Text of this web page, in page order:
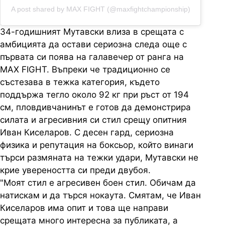
A post shared by MAX FIGHT (@maxfightchampionship)
34-годишният Мутавски влиза в срещата с
амбицията да остави сериозна следа още с
първата си поява на галавечер от ранга на
MAX FIGHT. Въпреки че традиционно се
състезава в тежка категория, където
поддържа тегло около 92 кг при ръст от 194
см, пловдивчанинът е готов да демонстрира
силата и агресивния си стил срещу опитния
Иван Киселаров. С десен гард, сериозна
физика и репутация на боксьор, който винаги
търси размяната на тежки удари, Мутавски не
крие увереността си преди двубоя.
"Моят стил е агресивен боен стил. Обичам да
натискам и да търся нокаута. Смятам, че Иван
Киселаров има опит и това ще направи
срещата много интересна за публиката, а